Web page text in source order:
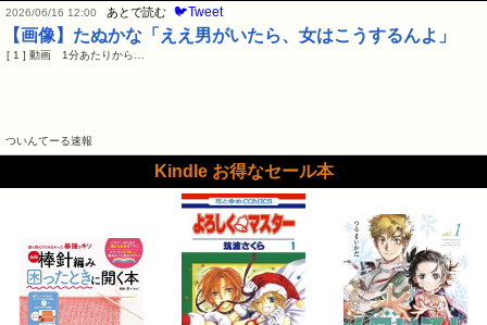
2026/06/16 12:00 あとで読む 🐦Tweet
【画像】たぬかな「ええ男がいたら、女はこうするんよ」
[ 1 ] 動画 1分あたりから…
ついんてーる速報
Kindle お得なセール本